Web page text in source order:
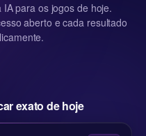
para os jogos de hoje.
aberto e cada resultado
exato de hoje